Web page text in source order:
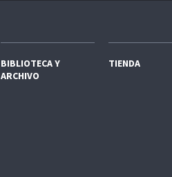
BIBLIOTECA Y
ARCHIVO
TIENDA